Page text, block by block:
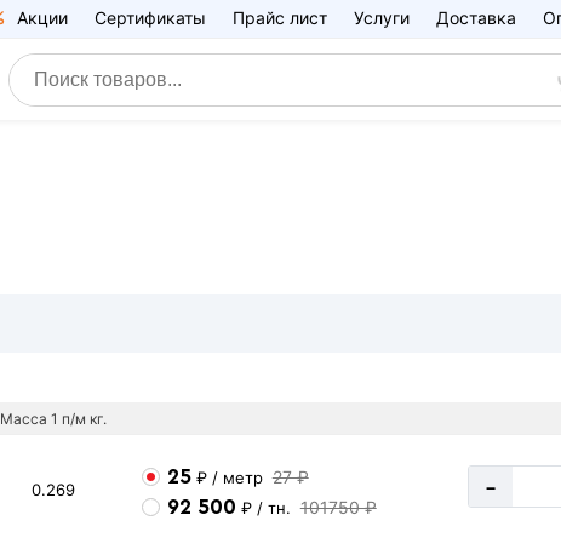
Акции Сертификаты Прайс лист Услуги Доставка
Масса 1 п/м кг.
0.269
25 ₽ / метр 27 ₽
92 500 ₽ / тн. 101750 ₽
-